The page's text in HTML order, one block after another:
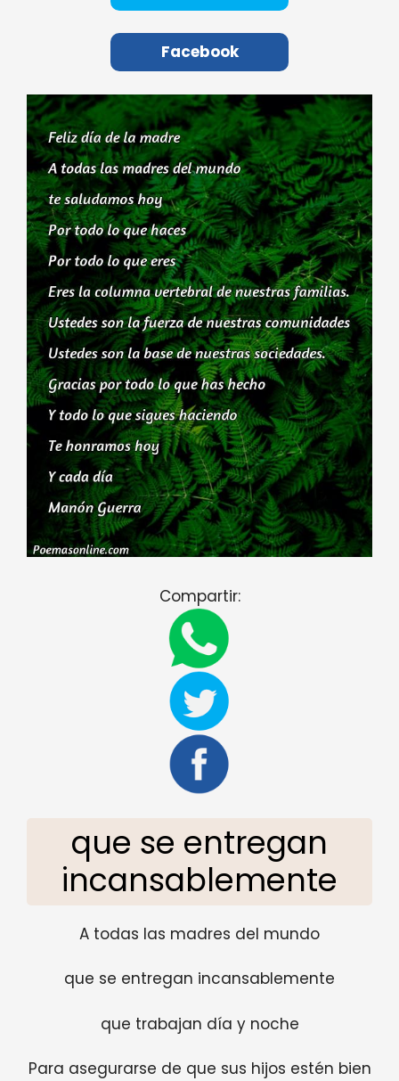
Facebook
Compartir:
que se entregan
incansablemente
A todas las madres del mundo
que se entregan incansablemente
que trabajan día y noche
Para asegurarse de que sus hijos estén bien